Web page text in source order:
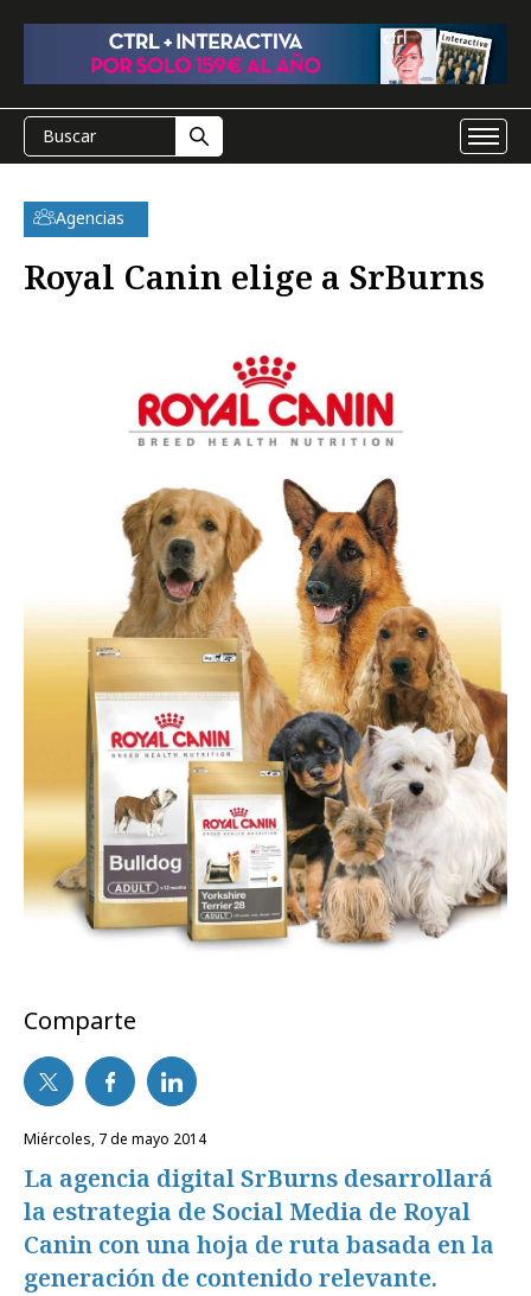
Agencias
Royal Canin elige a SrBurns
Comparte
miércoles, 7 de mayo 2014
La agencia digital SrBurns desarrollará
la estrategia de Social Media de Royal
Canin con una hoja de ruta basada en la
generación de contenido relevante.